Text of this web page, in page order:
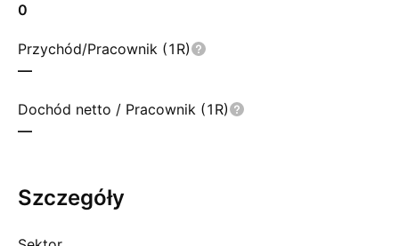
0
Przychód/Pracownik (1R)
—
Dochód netto / Pracownik (1R)
—
Szczegóły